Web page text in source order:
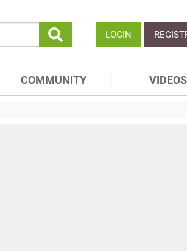
LOGIN
COMMUNITY VIDEOS